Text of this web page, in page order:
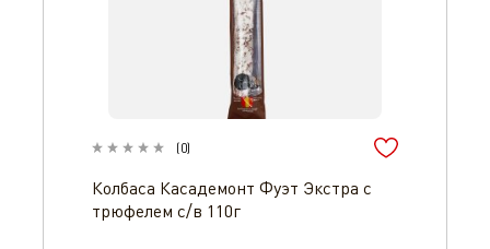
(0)
Колбаса Касадемонт Фуэт Экстра с
трюфелем с/в 110г